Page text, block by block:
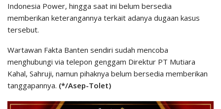
Indonesia Power, hingga saat ini belum bersedia
memberikan keterangannya terkait adanya dugaan kasus
tersebut.
Wartawan Fakta Banten sendiri sudah mencoba
menghubungi via telepon genggam Direktur PT Mutiara
Kahal, Sahruji, namun pihaknya belum bersedia memberikan
tanggapannya. (*/Asep-Tolet)